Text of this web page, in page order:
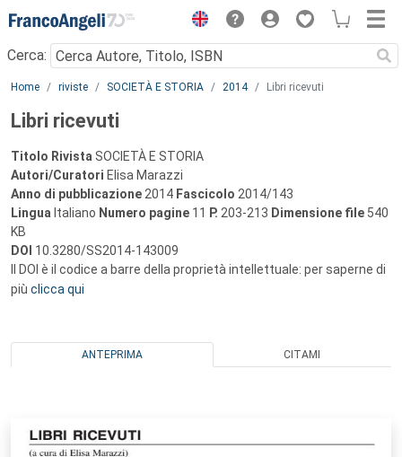
Menu
Cerca:
Main content
Home riviste SOCIETÀ E STORIA 2014 Libri ricevuti
Libri ricevuti
Titolo Rivista SOCIETÀ E STORIA
Autori/Curatori Elisa Marazzi
Anno di pubblicazione 2014 Fascicolo 2014/143
Lingua Italiano Numero pagine 11 P. 203-213 Dimensione file 540
KB
DOI 10.3280/SS2014-143009
Il DOI è il codice a barre della proprietà intellettuale: per saperne di
più clicca qui
ANTEPRIMA CITAMI